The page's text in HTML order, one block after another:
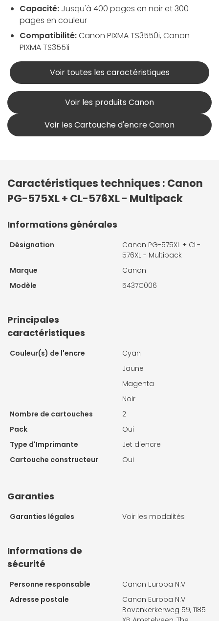
Capacité: Jusqu'à 400 pages en noir et 300
pages en couleur
Compatibilité:Canon PIXMA TS3550i, Canon
PIXMA TS3551i
Voir toutes les caractéristiques
Voir les produits Canon
Voir les Cartouche d'encre Canon
Caractéristiques techniques : Canon
PG-575XL + CL-576XL - Multipack
Informations générales
Désignation
Canon PG-575XL + CL-
576XL - Multipack
Marque
Canon
Modèle
5437C006
Principales
caractéristiques
Couleur(s) de l'encre
Cyan
Jaune
Magenta
Noir
Nombre de cartouches
2
Pack
Oui
Type d'Imprimante
Jet d'encre
Cartouche constructeur
Oui
Garanties
Garanties légales Voir les modalités
Informations de
sécurité
Personne responsable
Canon Europa N.V.
Adresse postale
Canon Europa N.V.
Bovenkerkerweg 59, 1185